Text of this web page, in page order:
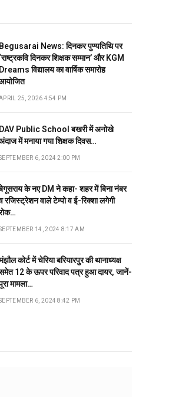
Begusarai News: दिनकर पुण्यतिथि पर
‘राष्ट्रकवि दिनकर शिक्षक सम्मान’ और KGM
Dreams विद्यालय का वार्षिक समारोह
25, 2026 4:54 PM
DAV Public School बखरी में अनोखे
में मनाया गया शिक्षक दिवस…
6, 2024 2:00 PM
के नए DM ने कहा- शहर में बिना नंबर
रजिस्ट्रेशन वाले टेम्पो व ई-रिक्शा लगेगी
14, 2024 8:17 AM
कोर्ट में चेरिया बरियारपुर की थानाध्यक्ष
12 के ऊपर परिवाद पत्र हुआ दायर, जानें-
मामला…
6, 2024 8:42 PM